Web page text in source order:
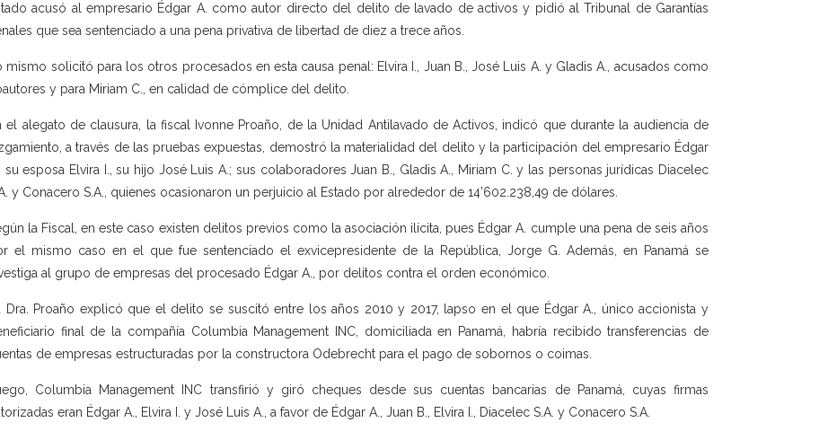
acusó al empresario Édgar A. como autor directo del delito de lavado de activos y pidió al Tribunal de Garantías
que sea sentenciado a una pena privativa de libertad de diez a trece años.
mismo solicitó para los otros procesados en esta causa penal: Elvira I., Juan B., José Luis A. y Gladis A., acusados como
y para Miriam C., en calidad de cómplice del delito.
el alegato de clausura, la fiscal Ivonne Proaño, de la Unidad Antilavado de Activos, indicó que durante la audiencia de
a través de las pruebas expuestas, demostró la materialidad del delito y la participación del empresario Édgar
su esposa Elvira I., su hijo José Luis A.; sus colaboradores Juan B., Gladis A., Miriam C. y las personas jurídicas Diacelec
y Conacero S.A., quienes ocasionaron un perjuicio al Estado por alrededor de 14’602.238,49 de dólares.
la Fiscal, en este caso existen delitos previos como la asociación ilícita, pues Édgar A. cumple una pena de seis años
el mismo caso en el que fue sentenciado el exvicepresidente de la República, Jorge G. Además, en Panamá se
al grupo de empresas del procesado Édgar A., por delitos contra el orden económico.
Dra. Proaño explicó que el delito se suscitó entre los años 2010 y 2017, lapso en el que Édgar A., único accionista y
final de la compañía Columbia Management INC, domiciliada en Panamá, habría recibido transferencias de
de empresas estructuradas por la constructora Odebrecht para el pago de sobornos o coimas.
Columbia Management INC transfirió y giró cheques desde sus cuentas bancarias de Panamá, cuyas firmas
eran Édgar A., Elvira I. y José Luis A., a favor de Édgar A., Juan B., Elvira I., Diacelec S.A. y Conacero S.A.